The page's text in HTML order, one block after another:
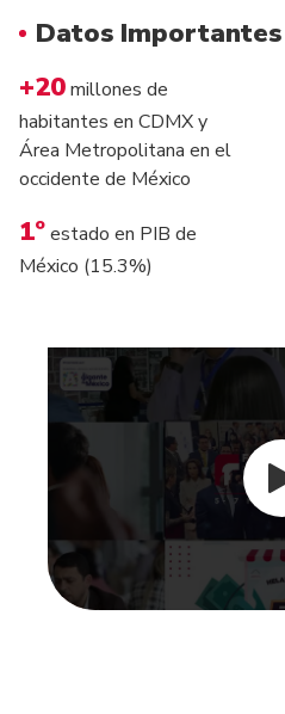
Datos Importantes
+20millones de
habitantes en CDMX y
Área Metropolitana en el
occidente de México
1ºestado en PIB de
México (15.3%)